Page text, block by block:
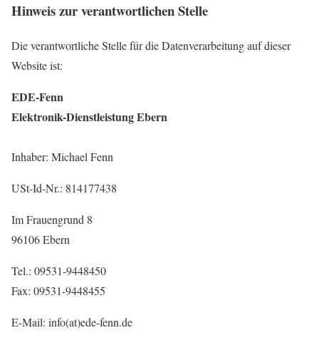
Hinweis zur verantwortlichen Stelle
Die verantwortliche Stelle für die Datenverarbeitung auf dieser
Website ist:
EDE-Fenn
Elektronik-Dienstleistung Ebern
Inhaber: Michael Fenn
USt-Id-Nr.: 814177438
Im Frauengrund 8
96106 Ebern
Tel.: 09531-9448450
Fax: 09531-9448455
E-Mail: info(at)ede-fenn.de